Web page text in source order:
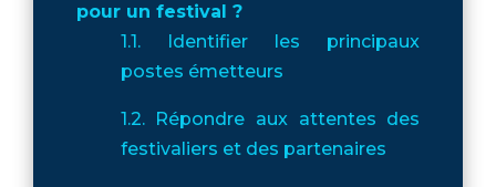
pour un festival ?
1.1. Identifier les principaux
postes émetteurs
1.2. Répondre aux attentes des
festivaliers et des partenaires